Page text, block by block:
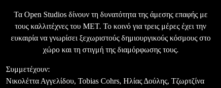
Τα Open Studios δίνουν τη δυνατότητα της άμεσης επαφής με
τους καλλιτέχνες του ΜΕΤ. Το κοινό για τρεις μέρες έχει την
ευκαιρία να γνωρίσει ξεχωριστούς δημιουργικούς κόσμους στο
χώρο και τη στιγμή της διαμόρφωσης τους.
Συμμετέχουν:
Νικολέττα Αγγελίδου, Tobias Cohrs, Ηλίας Δούλης, Τζωρτζίνα